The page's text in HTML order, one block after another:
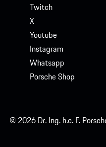
Twitch
X
Youtube
Instagram
Whatsapp
Porsche Shop
© 2026 Dr. Ing. h.c. F.